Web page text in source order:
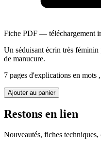
Fiche PDF — téléchargement
Un séduisant écrin très
de manucure.
7 pages d'explications en
Ajouter au panier
Restons en lien
Nouveautés, fiches